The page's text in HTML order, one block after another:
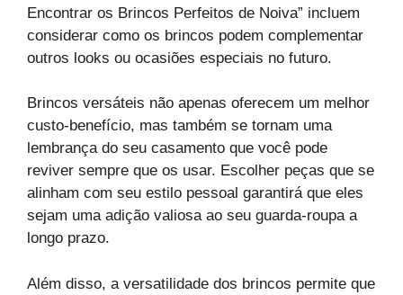
Encontrar os Brincos Perfeitos de Noiva” incluem
considerar como os brincos podem complementar
outros looks ou ocasiões especiais no futuro.
Brincos versáteis não apenas oferecem um melhor
custo-benefício, mas também se tornam uma
lembrança do seu casamento que você pode
reviver sempre que os usar. Escolher peças que se
alinham com seu estilo pessoal garantirá que eles
sejam uma adição valiosa ao seu guarda-roupa a
longo prazo.
Além disso, a versatilidade dos brincos permite que